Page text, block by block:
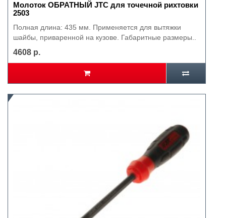
Молоток ОБРАТНЫЙ JTC для точечной рихтовки
2503
Полная длина: 435 мм. Применяется для вытяжки
шайбы, приваренной на кузове. Габаритные размеры..
4608 р.